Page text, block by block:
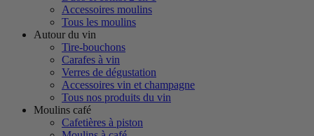
Accessoires moulins
Tous les moulins
Autour du vin
Tire-bouchons
Carafes à vin
Verres de dégustation
Accessoires vin et champagne
Tous nos produits du vin
Moulins café
Cafetières à piston